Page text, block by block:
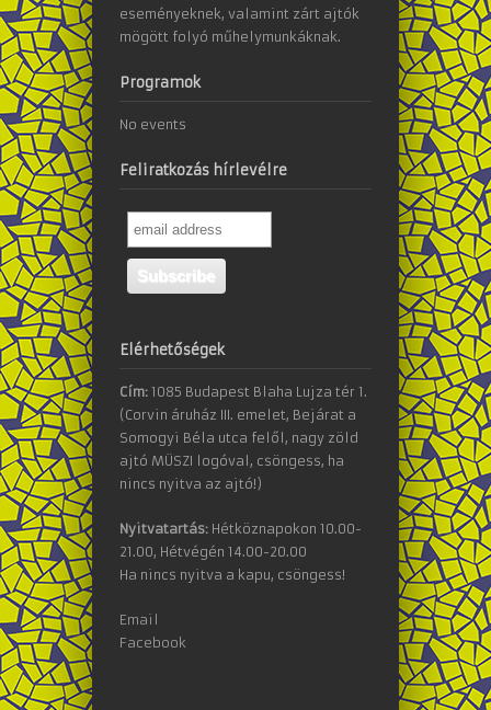
eseményeknek, valamint zárt ajtók
mögött folyó műhelymunkáknak.
Programok
No events
Feliratkozás hírlevélre
Elérhetőségek
Cím: 1085 Budapest Blaha Lujza tér 1.
(Corvin áruház III. emelet, Bejárat a
Somogyi Béla utca felől, nagy zöld
ajtó MÜSZI logóval, csöngess, ha
nincs nyitva az ajtó!)
Nyitvatartás: Hétköznapokon 10.00-
21.00, Hétvégén 14.00-20.00
Ha nincs nyitva a kapu, csöngess!
Email
Facebook